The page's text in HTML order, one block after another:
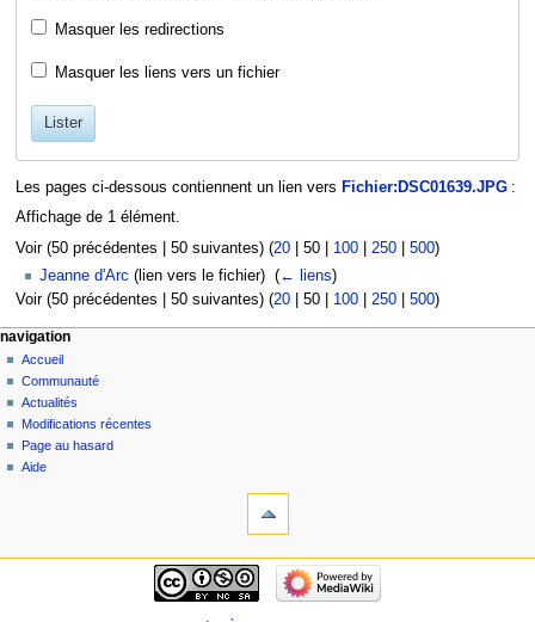
Masquer les redirections
Masquer les liens vers un fichier
Lister
Les pages ci-dessous contiennent un lien vers Fichier:DSC01639.JPG:
Affichage de 1 élément.
Voir (50 précédentes 50 suivantes) (20| 50| 100| 250| 500)
Jeanne d'Arc (lien vers le fichier) ‎ (← liens)
Voir (50 précédentes 50 suivantes) (20| 50| 100| 250| 500)
navigation
Accueil
Communauté
Actualités
Modifications récentes
Page au hasard
Aide